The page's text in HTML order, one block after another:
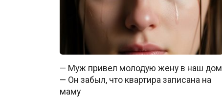
— Муж привел молодую жену в наш дом
— Он забыл, что квартира записана на
маму